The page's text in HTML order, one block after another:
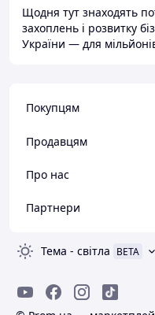
Щодня тут знаходять
захоплень і розвитку
України — для
Покупцям
Продавцям
Про нас
Партнери
Тема - світла BETA